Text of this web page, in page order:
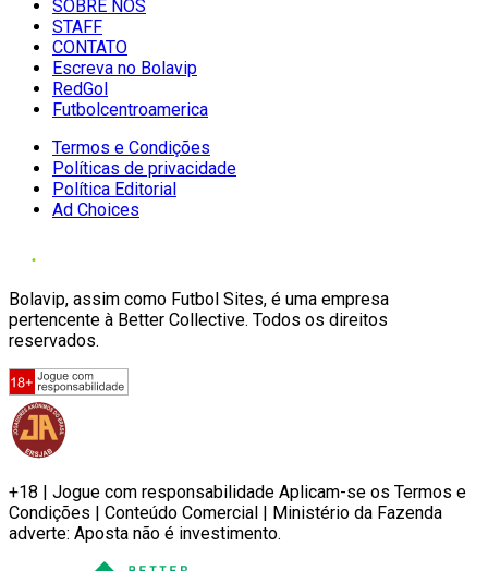
SOBRE NÓS
STAFF
CONTATO
Escreva no Bolavip
RedGol
Futbolcentroamerica
Termos e Condições
Políticas de privacidade
Política Editorial
Ad Choices
Bolavip, assim como Futbol Sites, é uma empresa
pertencente à Better Collective. Todos os direitos
reservados.
+18 | Jogue com responsabilidade Aplicam-se os Termos e
Condições | Conteúdo Comercial | Ministério da Fazenda
adverte: Aposta não é investimento.